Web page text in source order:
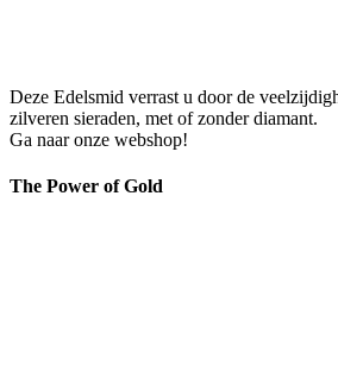
Deze Edelsmid verrast u door de
zilveren sieraden, met of zonder diamant.
Ga naar onze webshop!
The Power of Gold